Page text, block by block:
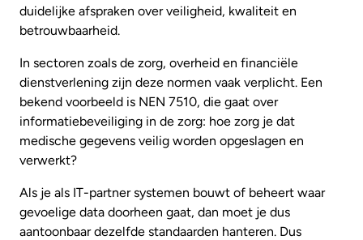
duidelijke afspraken over veiligheid, kwaliteit en
betrouwbaarheid.
In sectoren zoals de zorg, overheid en financiële
dienstverlening zijn deze normen vaak verplicht. Een
bekend voorbeeld is NEN 7510, die gaat over
informatiebeveiliging in de zorg: hoe zorg je dat
medische gegevens veilig worden opgeslagen en
verwerkt?
Als je als IT-partner systemen bouwt of beheert waar
gevoelige data doorheen gaat, dan moet je dus
aantoonbaar dezelfde standaarden hanteren. Dus